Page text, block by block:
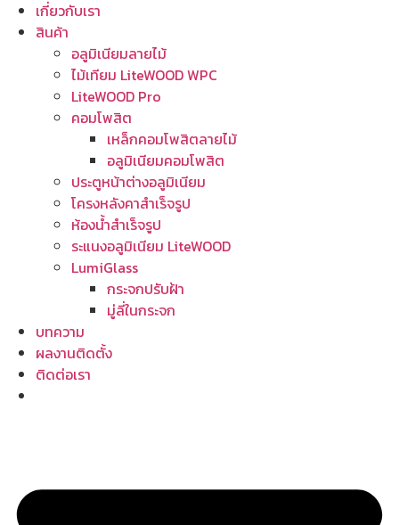
เกี่ยวกับเรา
สินค้า
อลูมิเนียมลายไม้
ไม้เทียม LiteWOOD WPC
LiteWOOD Pro
คอมโพสิต
เหล็กคอมโพสิตลายไม้
อลูมิเนียมคอมโพสิต
ประตูหน้าต่างอลูมิเนียม
โครงหลังคาสำเร็จรูป
ห้องน้ำสำเร็จรูป
ระแนงอลูมิเนียม LiteWOOD
LumiGlass
กระจกปรับฝ้า
มู่ลี่ในกระจก
บทความ
ผลงานติดตั้ง
ติดต่อเรา